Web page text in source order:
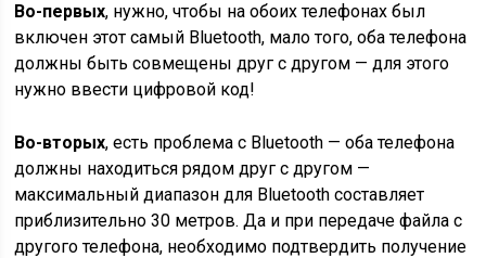
Во-первых, нужно, чтобы на обоих телефонах был
включен этот самый Bluetooth, мало того, оба телефона
должны быть совмещены друг с другом — для этого
нужно ввести цифровой код!
Во-вторых, есть проблема с Bluetooth — оба телефона
должны находиться рядом друг с другом —
максимальный диапазон для Bluetooth составляет
приблизительно 30 метров. Да и при передаче файла с
другого телефона, необходимо подтвердить получение